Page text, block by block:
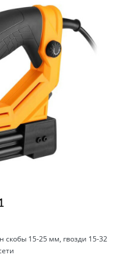
скобы 15-25 мм, гвозди 15-32